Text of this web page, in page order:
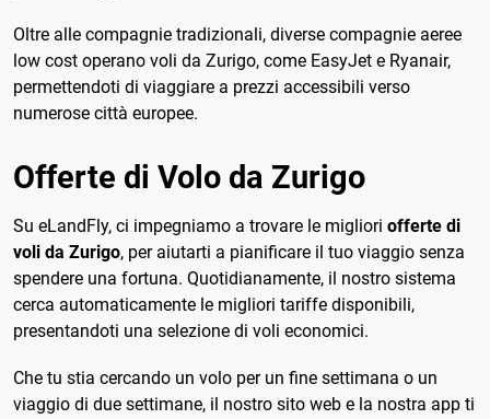
Oltre alle compagnie tradizionali, diverse compagnie aeree
low cost operano voli da Zurigo, come EasyJet e Ryanair,
permettendoti di viaggiare a prezzi accessibili verso
numerose città europee.
Offerte di Volo da Zurigo
Su eLandFly, ci impegniamo a trovare le migliori offerte di
voli da Zurigo, per aiutarti a pianificare il tuo viaggio senza
spendere una fortuna. Quotidianamente, il nostro sistema
cerca automaticamente le migliori tariffe disponibili,
presentandoti una selezione di voli economici.
Che tu stia cercando un volo per un fine settimana o un
viaggio di due settimane, il nostro sito web e la nostra app ti